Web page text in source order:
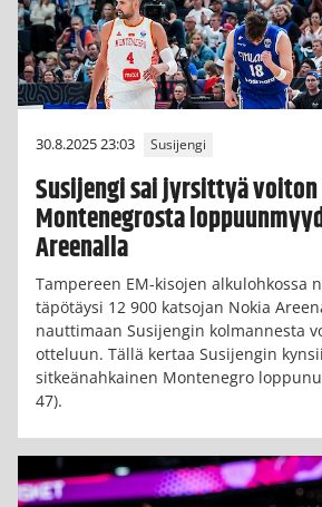
30.8.2025 23:03 Susijengi
Susijengi sai jyrsittyä
Montenegrosta
Areenalla
Tampereen EM-kisojen alkulohkossa
täpötäysi 12 900 katsojan Nokia
nauttimaan Susijengin kolmannesta
otteluun. Tällä kertaa Susijengin
sitkeänahkainen Montenegro
47).